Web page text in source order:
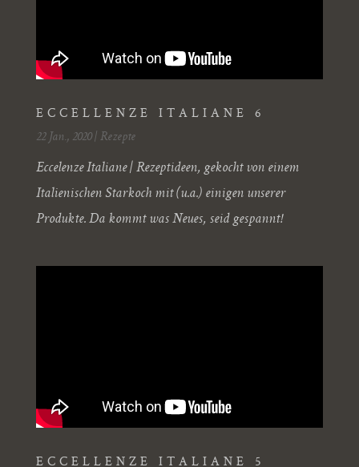
ECCELLENZE ITALIANE 6
22 Jan., 2020| Rezepte
Eccelenze Italiane | Rezeptideen, gekocht von einem
Italienischen Starkoch mit (u.a.) einigen unserer
Produkte. Da kommt was Neues, seid gespannt!
ECCELLENZE ITALIANE 5